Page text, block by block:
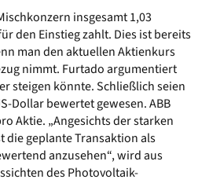
insgesamt 1,03
den Einstieg zahlt. Dies ist bereits
man den aktuellen Aktienkurs
nimmt. Furtado argumentiert
steigen könnte. Schließlich seien
Dollar bewertet gewesen. ABB
Aktie. „Angesichts der starken
die geplante Transaktion als
anzusehen“, wird aus
des Photovoltaik-